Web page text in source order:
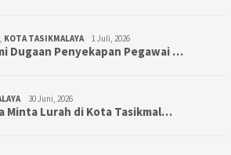
, KOTA TASIKMALAYA 1 Juli, 2026
Dugaan Penyekapan Pegawai …
30 Juni, 2026
Minta Lurah di Kota Tasikmal…